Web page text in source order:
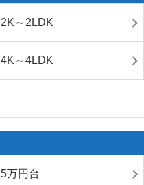
2K～2LDK
4K～4LDK
5万円台